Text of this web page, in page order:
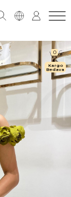
0
Kargo
Bedava